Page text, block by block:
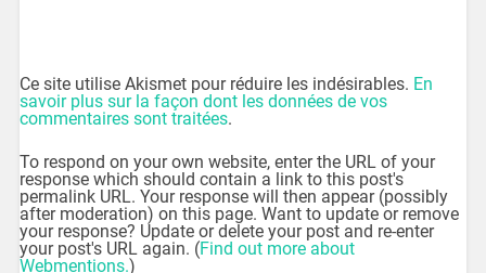
Ce site utilise Akismet pour réduire les indésirables. En
savoir plus sur la façon dont les données de vos
commentaires sont traitées.
To respond on your own website, enter the URL of your
response which should contain a link to this post's
permalink URL. Your response will then appear (possibly
after moderation) on this page. Want to update or remove
your response? Update or delete your post and re-enter
your post's URL again. (Find out more about
Webmentions.)